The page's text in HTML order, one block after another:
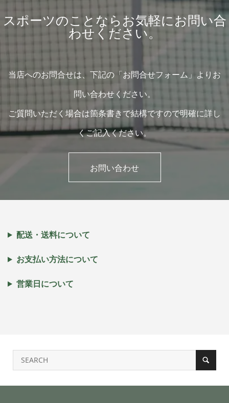
スポーツのことならお気軽にお問い合
わせください。
当店へのお問合せは、下記の「お問合せフォーム」よりお
問い合わせください。
ご質問いただく場合は箇条書きで結構ですので明確に詳し
くご記入ください。
お問い合わせ
配送・送料について
お支払い方法について
営業日について